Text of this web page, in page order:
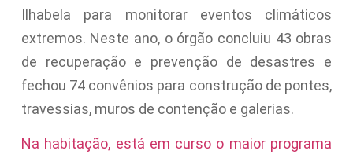
Ilhabela para monitorar eventos climáticos
extremos. Neste ano, o órgão concluiu 43 obras
de recuperação e prevenção de desastres e
fechou 74 convênios para construção de pontes,
travessias, muros de contenção e galerias.
Na habitação, está em curso o maior programa